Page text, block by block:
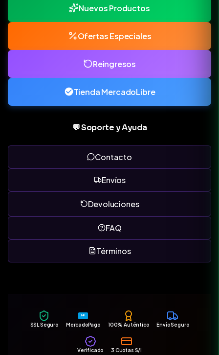
Nuevos Productos
Ofertas Especiales
Reingresos
Tienda MercadoLibre
💬 Soporte y Ayuda
Contacto
Envíos
Devoluciones
FAQ
Términos
SSL Seguro
MP
MercadoPago 100% Auténtico Envío Seguro
Verificado 3 Cuotas S/I